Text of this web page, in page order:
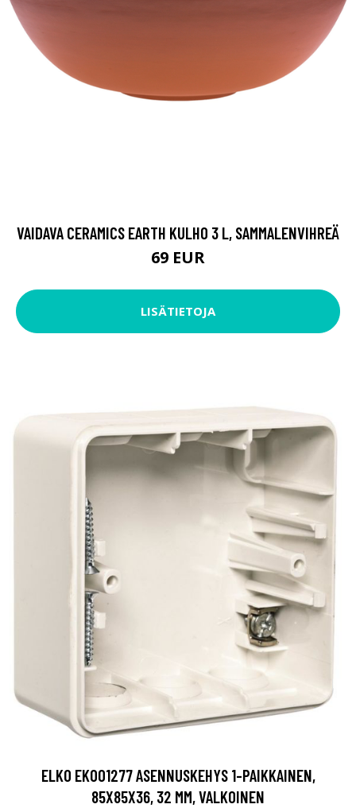
VAIDAVA CERAMICS EARTH KULHO 3 L, SAMMALENVIHREÄ
69 EUR
LISÄTIETOJA
ELKO EKO01277 ASENNUSKEHYS 1-PAIKKAINEN,
85X85X36, 32 MM, VALKOINEN